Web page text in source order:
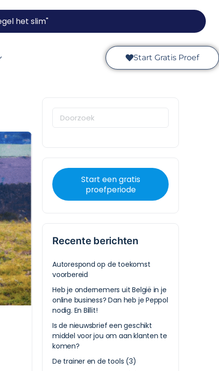
het slim"
Start Gratis Proef
Start een gratis
proefperiode
Recente berichten
Autorespond op de toekomst
voorbereid
Heb je ondernemers uit België in je
online business? Dan heb je Peppol
nodig. En Billit!
Is de nieuwsbrief een geschikt
middel voor jou om aan klanten te
komen?
De trainer en de tools (3)